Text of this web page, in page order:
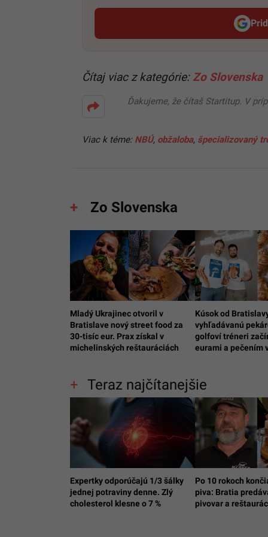
Čítaj viac z kategórie: Zo Slovenska
Ďakujeme, že čítaš Startitup. V
Viac k téme: NBÚ, obžaloba, špecializovaný
Zo Slovenska
Mladý Ukrajinec otvoril v
Bratislave nový street food za
30-tisíc eur. Prax získal v
michelinských reštauráciách
Kúsok od
vyhľadávanú
golfoví tréneri
eurami a pečením
Teraz najčítanejšie
Expertky odporúčajú 1/3 šálky
jednej potraviny denne. Zlý
cholesterol klesne o 7 %
Po 10 rokoch
piva: Bratia
pivovar a